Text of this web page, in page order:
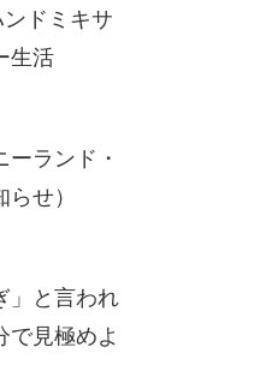
ドミキサ
生活
ランド・
せ）
」と言われ
見極めよ